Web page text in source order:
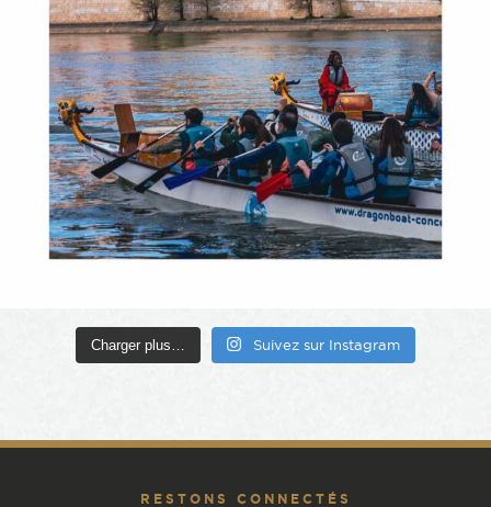
Charger plus… Suivez sur Instagram
RESTONS CONNECTÉS